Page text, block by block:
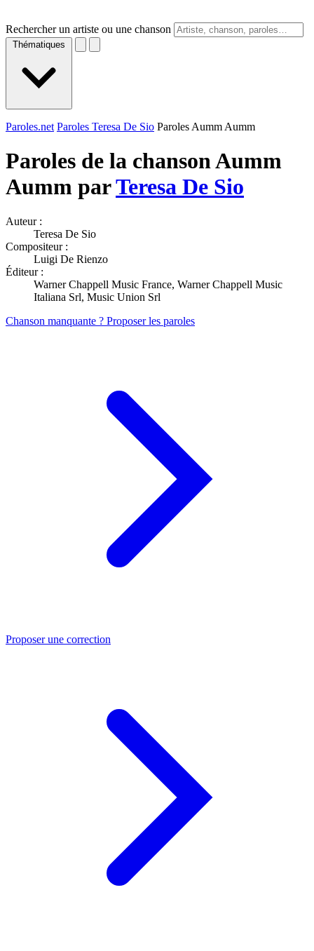
Rechercher un artiste ou une chanson
Thématiques
Paroles.net Paroles Teresa De Sio Paroles Aumm Aumm
Paroles de la chanson Aumm
Aumm parTeresa De Sio
Auteur :
Teresa De Sio
Compositeur :
Luigi De Rienzo
Éditeur :
Warner Chappell Music France, Warner Chappell Music
Italiana Srl, Music Union Srl
Chanson manquante ? Proposer les paroles
Proposer une correction